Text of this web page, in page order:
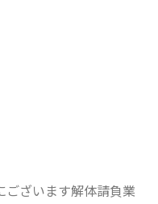
ございます解体請負業